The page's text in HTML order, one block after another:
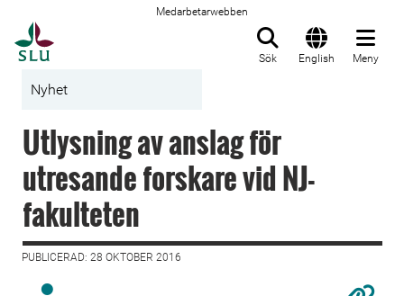
Medarbetarwebben
Sök English Meny
Nyhet
Utlysning av anslag för
utresande forskare vid NJ-
fakulteten
PUBLICERAD: 28 OKTOBER 2016